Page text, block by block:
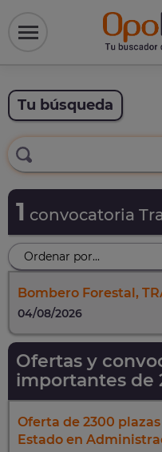
Tu búsqueda
1 convocatoria
Bombero Forestal,
04/08/2026
Ofertas y
importantes de
Oferta de 2300
Estado en